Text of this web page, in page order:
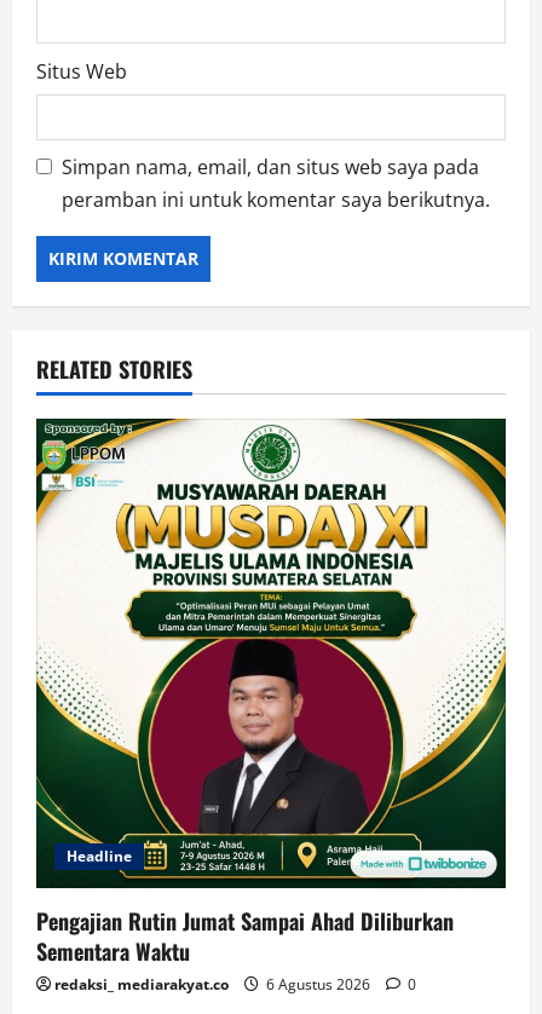
Situs Web
Simpan nama, email, dan situs web saya pada
peramban ini untuk komentar saya berikutnya.
RELATED STORIES
Headline
Pengajian Rutin Jumat Sampai Ahad Diliburkan
Sementara Waktu
redaksi_ mediarakyat.co 6 Agustus 2026 0